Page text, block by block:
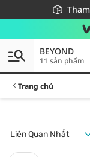
Miễn phí
Giao hàng
BEYOND
11 sản phẩm
Trang chủ